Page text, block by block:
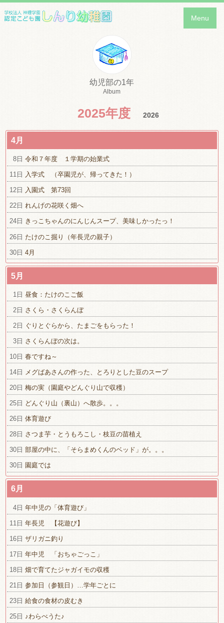
Menu
幼児部の1年
Album
2025年度 2026
4月
8日 令和７年度 １学期の始業式
11日 入学式 （卒園児が、帰ってきた！）
12日 入園式 第73回
22日 れんげの花咲く畑へ
24日 きっこちゃんのにんじんスープ、美味しかったっ！
26日 たけのこ掘り（年長児の親子）
30日 4月
5月
1日 昼食：たけのこご飯
2日 さくら・さくらんぼ
2日 ぐりとぐらから、たまごをもらった！
3日 さくらんぼの次は。
10日 春ですね～
14日 メグばあさんの作った、とろりとした豆のスープ
20日 梅の実（園庭やどんぐり山で収穫）
25日 どんぐり山（裏山）へ散歩。。。
26日 体育遊び
28日 さつま芋・とうもろこし・枝豆の苗植え
30日 部屋の中に、「そらまめくんのベッド」が。。。
30日 園庭では
6月
4日 年中児の「体育遊び」
11日 年長児 【花遊び】
16日 ザリガニ釣り
17日 年中児 「おちゃごっこ」
18日 畑で育てたジャガイモの収穫
21日 参加日（参観日）…学年ごとに
23日 給食の食材の皮むき
25日 ♪わらべうた♪